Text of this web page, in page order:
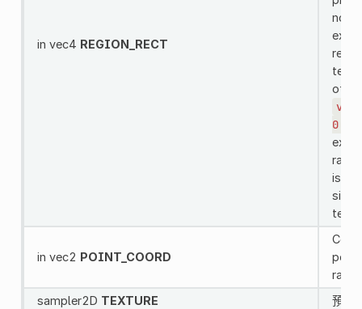
in vec4 REGION_RECT
0.6,
is
size
in vec2 POINT_COORD
sampler2D TEXTURE 預設